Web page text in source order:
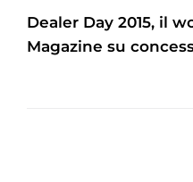
Dealer Day 2015, il
Magazine su